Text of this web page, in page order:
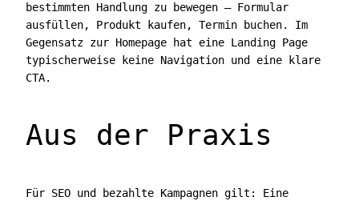
bestimmten Handlung zu bewegen — Formular
ausfüllen, Produkt kaufen, Termin buchen. Im
Gegensatz zur Homepage hat eine Landing Page
typischerweise keine Navigation und eine klare
CTA.
Aus der Praxis
Für SEO und bezahlte Kampagnen gilt: Eine